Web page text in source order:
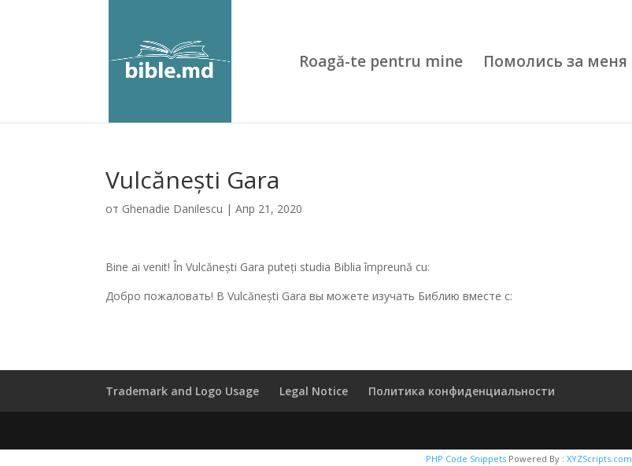
Roagă-te pentru mine Помолись за меня
Vulcănești Gara
от Ghenadie Danilescu |Апр 21, 2020
Bine ai venit! În Vulcănești Gara puteți studia Biblia împreună cu:
Добро пожаловать! В Vulcănești Gara вы можете изучать Библию вместе с:
Trademark and Logo Usage Legal Notice Политика конфиденциальности
PHP Code Snippets Powered By : XYZScripts.com